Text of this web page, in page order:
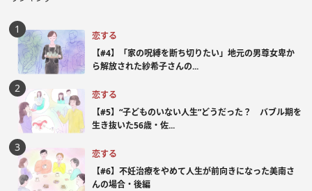
恋する
【#4】「家の呪縛を断ち切りたい」地元の男尊女卑か
ら解放された紗希子さんの...
恋する
【#5】“子どものいない人生”どうだった？ バブル期を
生き抜いた56歳・佐...
恋する
【#6】不妊治療をやめて人生が前向きになった美南さ
んの場合・後編